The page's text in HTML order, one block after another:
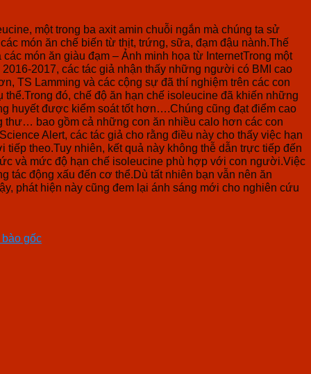
một trong ba axit amin chuỗi ngắn mà chúng ta sử
món ăn chế biến từ thịt, trứng, sữa, đạm đậu nành.Thế
món ăn giàu đạm – Ảnh minh họa từ InternetTrong một
2017, các tác giả nhận thấy những người có BMI cao
TS Lamming và các cộng sự đã thí nghiệm trên các con
đó, chế độ ăn hạn chế isoleucine đã khiến những
huyết được kiểm soát tốt hơn….Chúng cũng đạt điểm cao
thư… bao gồm cả những con ăn nhiều calo hơn các con
Alert, các tác giả cho rằng điều này cho thấy việc hạn
theo.Tuy nhiên, kết quả này không thễ dẫn trực tiếp đến
và mức độ hạn chế isoleucine phù hợp với con người.Việc
tác động xấu đến cơ thể.Dù tất nhiên bạn vẫn nên ăn
phát hiện này cũng đem lại ánh sáng mới cho nghiên cứu
gốc